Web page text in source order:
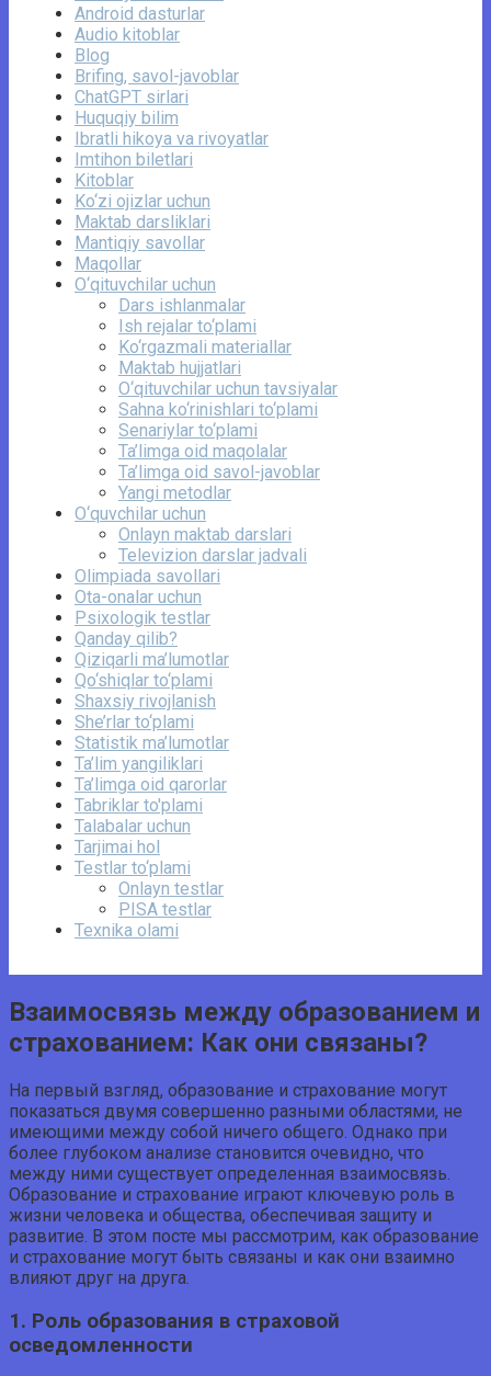
Android dasturlar
Audio kitoblar
Blog
Brifing, savol-javoblar
ChatGPT sirlari
Huquqiy bilim
Ibratli hikoya va rivoyatlar
Imtihon biletlari
Kitoblar
Ko‘zi ojizlar uchun
Maktab darsliklari
Mantiqiy savollar
Maqollar
O‘qituvchilar uchun
Dars ishlanmalar
Ish rejalar to‘plami
Ko‘rgazmali materiallar
Maktab hujjatlari
O‘qituvchilar uchun tavsiyalar
Sahna ko‘rinishlari to‘plami
Senariylar to‘plami
Ta’limga oid maqolalar
Ta’limga oid savol-javoblar
Yangi metodlar
O‘quvchilar uchun
Onlayn maktab darslari
Televizion darslar jadvali
Olimpiada savollari
Ota-onalar uchun
Psixologik testlar
Qanday qilib?
Qiziqarli ma’lumotlar
Qo‘shiqlar to‘plami
Shaxsiy rivojlanish
She’rlar to‘plami
Statistik ma’lumotlar
Ta’lim yangiliklari
Ta’limga oid qarorlar
Tabriklar to'plami
Talabalar uchun
Tarjimai hol
Testlar to‘plami
Onlayn testlar
PISA testlar
Texnika olami
Взаимосвязь между образованием и
страхованием: Как они связаны?
На первый взгляд, образование и страхование могут
показаться двумя совершенно разными областями, не
имеющими между собой ничего общего. Однако при
более глубоком анализе становится очевидно, что
между ними существует определенная взаимосвязь.
Образование и страхование играют ключевую роль в
жизни человека и общества, обеспечивая защиту и
развитие. В этом посте мы рассмотрим, как образование
и страхование могут быть связаны и как они взаимно
влияют друг на друга.
1. Роль образования в страховой
осведомленности